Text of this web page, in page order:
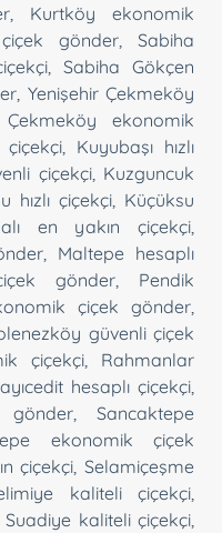
Kurtköy ekonomik
gönder ,Sabiha
, Sabiha Gökçen
Yenişehir Çekmeköy
Çekmeköy ekonomik
çiçekçi, Kuyubaşı hızlı
çiçekçi, Kuzguncuk
hızlı çiçekçi Küçüksu
en yakın çiçekçi
Maltepe hesaplı
gönder
Pendik
çiçek gönder
güvenli çiçek
çiçekçi
Rahmanlar
hesaplı çiçekçi
gönder
Sancaktepe
ekonomik çiçek
çiçekçi ,Selamiçeşme
kaliteli çiçekçi
Suadiye kaliteli çiçekçi